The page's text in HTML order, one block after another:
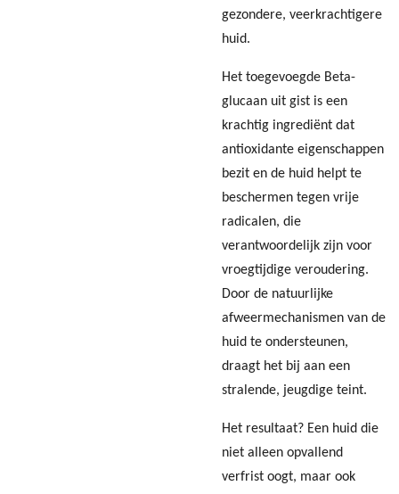
gezondere, veerkrachtigere
huid.
Het toegevoegde Beta-
glucaan uit gist is een
krachtig ingrediënt dat
antioxidante eigenschappen
bezit en de huid helpt te
beschermen tegen vrije
radicalen, die
verantwoordelijk zijn voor
vroegtijdige veroudering.
Door de natuurlijke
afweermechanismen van de
huid te ondersteunen,
draagt het bij aan een
stralende, jeugdige teint.
Het resultaat? Een huid die
niet alleen opvallend
verfrist oogt, maar ook